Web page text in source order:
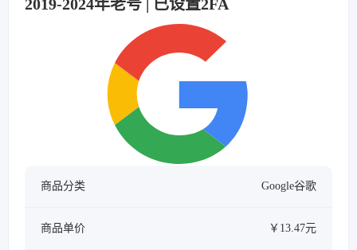
2019-2024年老号 | 已设置2FA
商品分类 Google谷歌
商品单价 ￥13.47元